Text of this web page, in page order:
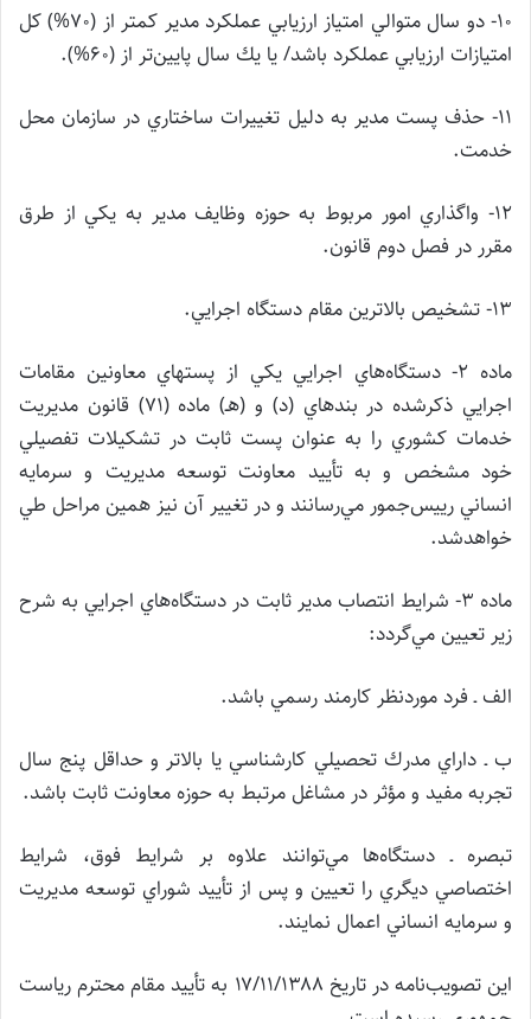
۱۰- دو سال متوالي امتياز ارزيابي عملكرد مدير كمتر از (70%) كل
امتيازات ارزيابي عملكرد باشد/ يا يك سال پايين‌تر از (60%).
۱۱- حذف پست مدير به دليل تغييرات ساختاري در سازمان محل
خدمت.
۱۲- واگذاري امور مربوط به حوزه وظايف مدير به يكي از طرق
مقرر در فصل دوم قانون.
۱۳- تشخيص بالاترين مقام دستگاه اجرايي.
ماده ۲- دستگاه‌هاي اجرايي يكي از پستهاي معاونين مقامات
اجرايي ذكرشده در بندهاي (د) و (هـ) ماده (۷۱) قانون مديريت
خدمات كشوري را به عنوان پست ثابت در تشكيلات تفصيلي
خود مشخص و به تأييد معاونت توسعه مديريت و سرمايه
انساني رييس‌جمور مي‌رسانند و در تغيير آن نيز همين مراحل طي
خواهدشد.
ماده ۳- شرايط انتصاب مدير ثابت در دستگاه‌هاي اجرايي به شرح
زير تعيين مي‌گردد:
الف ـ فرد موردنظر كارمند رسمي باشد.
ب ـ داراي مدرك تحصيلي كارشناسي يا بالاتر و حداقل پنج سال
تجربه مفيد و مؤثر در مشاغل مرتبط به حوزه معاونت ثابت باشد.
تبصره ـ دستگاه‌ها مي‌توانند علاوه بر شرايط فوق، شرايط
اختصاصي ديگري را تعيين و پس از تأييد شوراي توسعه مديريت
و سرمايه انساني اعمال نمايند.
اين تصويب‌نامه در تاريخ ۱۷/۱۱/۱۳۸۸ به تأييد مقام محترم رياست